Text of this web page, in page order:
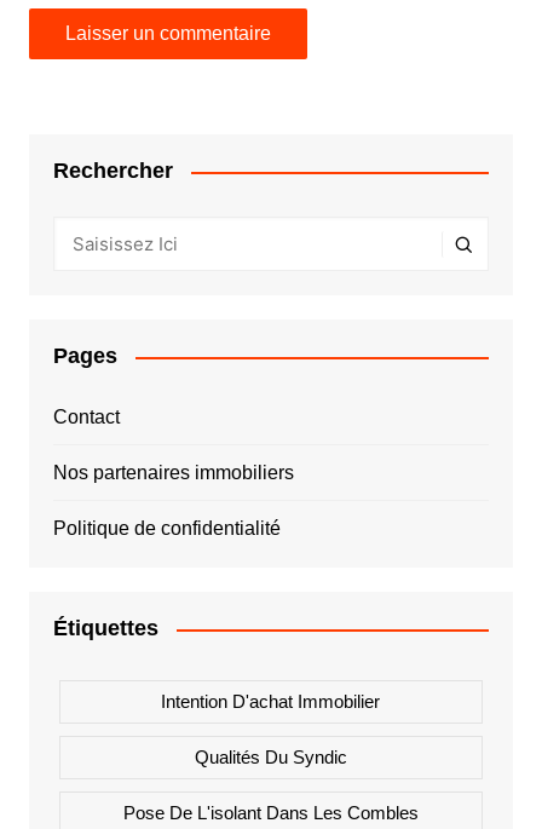
Rechercher
Pages
Contact
Nos partenaires immobiliers
Politique de confidentialité
Étiquettes
Intention D'achat Immobilier
Qualités Du Syndic
Pose De L'isolant Dans Les Combles